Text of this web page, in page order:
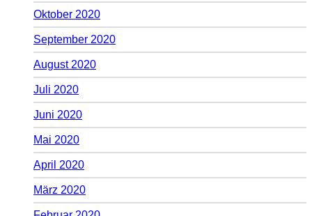
Oktober 2020
September 2020
August 2020
Juli 2020
Juni 2020
Mai 2020
April 2020
März 2020